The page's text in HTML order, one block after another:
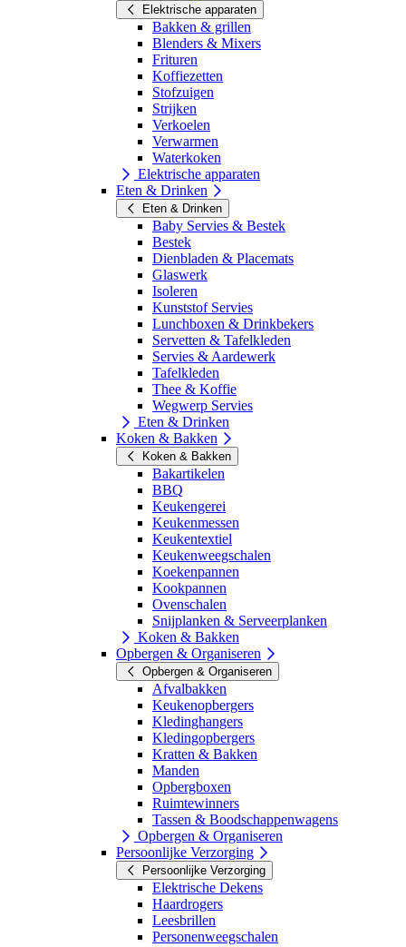
Elektrische apparaten
Bakken & grillen
Blenders & Mixers
Frituren
Koffiezetten
Stofzuigen
Strijken
Verkoelen
Verwarmen
Waterkoken
Elektrische apparaten
Eten & Drinken
Eten & Drinken
Baby Servies & Bestek
Bestek
Dienbladen & Placemats
Glaswerk
Isoleren
Kunststof Servies
Lunchboxen & Drinkbekers
Servetten & Tafelkleden
Servies & Aardewerk
Tafelkleden
Thee & Koffie
Wegwerp Servies
Eten & Drinken
Koken & Bakken
Koken & Bakken
Bakartikelen
BBQ
Keukengerei
Keukenmessen
Keukentextiel
Keukenweegschalen
Koekenpannen
Kookpannen
Ovenschalen
Snijplanken & Serveerplanken
Koken & Bakken
Opbergen & Organiseren
Opbergen & Organiseren
Afvalbakken
Keukenopbergers
Kledinghangers
Kledingopbergers
Kratten & Bakken
Manden
Opbergboxen
Ruimtewinners
Tassen & Boodschappenwagens
Opbergen & Organiseren
Persoonlijke Verzorging
Persoonlijke Verzorging
Elektrische Dekens
Haardrogers
Leesbrillen
Personenweegschalen